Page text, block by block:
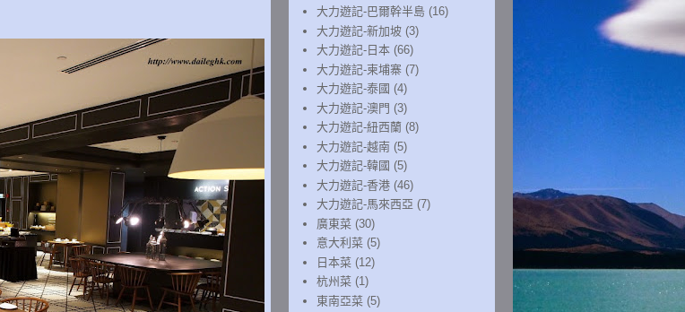
大力遊記-巴爾幹半島 (16)
大力遊記-新加坡 (3)
大力遊記-日本 (66)
大力遊記-柬埔寨 (7)
大力遊記-泰國 (4)
大力遊記-澳門 (3)
大力遊記-紐西蘭 (8)
大力遊記-越南 (5)
大力遊記-韓國 (5)
大力遊記-香港 (46)
大力遊記-馬來西亞 (7)
廣東菜 (30)
意大利菜 (5)
日本菜 (12)
杭州菜 (1)
東南亞菜 (5)